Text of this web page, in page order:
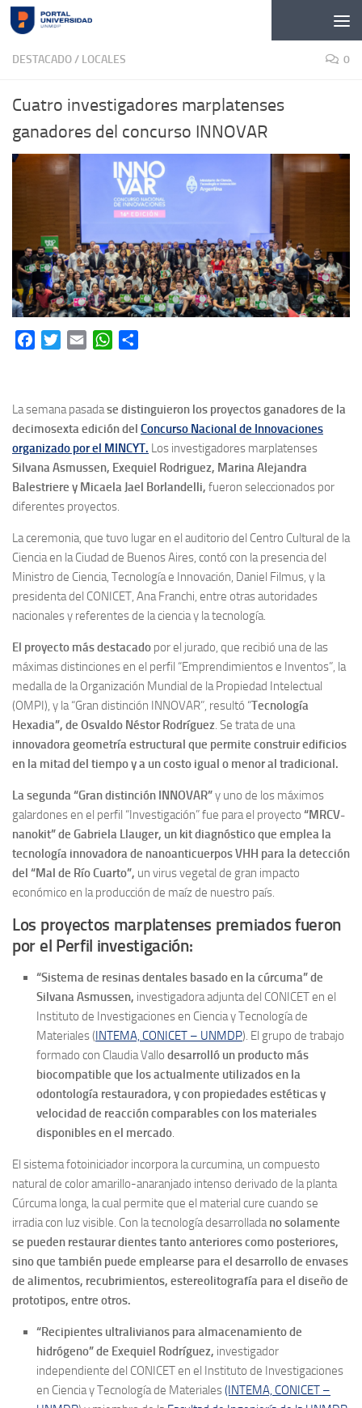
Skip to content
DESTACADO/ LOCALES 0
Cuatro investigadores marplatenses
ganadores del concurso INNOVAR
FacebookTwitterEmail WhatsApp
La semana pasadase distinguieron los proyectos ganadores de la
decimosexta edición del Concurso Nacional de Innovaciones
organizado por el MINCYT. Los investigadores marplatenses
Silvana Asmussen, Exequiel Rodriguez, Marina Alejandra
Balestriere y Micaela Jael Borlandelli, fueron seleccionados por
diferentes proyectos.
La ceremonia, que tuvo lugar en el auditorio del Centro Cultural de la
Ciencia en la Ciudad de Buenos Aires, contó con la presencia del
Ministro de Ciencia, Tecnología e Innovación, Daniel Filmus, y la
presidenta del CONICET, Ana Franchi, entre otras autoridades
nacionales y referentes de la ciencia y la tecnología.
El proyecto más destacado por el jurado, que recibió una de las
máximas distinciones en el perfil “Emprendimientos e Inventos”, la
medalla de la Organización Mundial de la Propiedad Intelectual
(OMPI), y la “Gran distinción INNOVAR”, resultó “Tecnología
Hexadia”, de Osvaldo Néstor Rodríguez. Se trata de una
innovadora geometría estructural que permite construir edificios
en la mitad del tiempo y a un costo igual o menor al tradicional.
La segunda “Gran distinción INNOVAR”y uno de los máximos
galardones en el perfil “Investigación” fue para el proyecto “MRCV-
nanokit” de Gabriela Llauger, un kit diagnóstico que emplea la
tecnología innovadora de nanoanticuerpos VHH para la detección
del “Mal de Río Cuarto”, un virus vegetal de gran impacto
económico en la producción de maíz de nuestro país.
Los proyectos marplatenses premiados fueron
por el Perfil investigación:
“Sistema de resinas dentales basado en la cúrcuma” de
Silvana Asmussen, investigadora adjunta del CONICET en el
Instituto de Investigaciones en Ciencia y Tecnología de
Materiales ( INTEMA, CONICET – UNMDP). El grupo de trabajo
formado con Claudia Vallo desarrolló un producto más
biocompatible que los actualmente utilizados en la
odontología restauradora, y con propiedades estéticas y
velocidad de reacción comparables con los materiales
disponibles en el mercado.
El sistema fotoiniciador incorpora la curcumina, un compuesto
natural de color amarillo-anaranjado intenso derivado de la planta
Cúrcuma longa, la cual permite que el material cure cuando se
irradia con luz visible. Con la tecnología desarrolladano solamente
se pueden restaurar dientes tanto anteriores como posteriores,
sino que también puede emplearse para el desarrollo de envases
de alimentos, recubrimientos, estereolitografía para el diseño de
prototipos, entre otros.
“Recipientes ultralivianos para almacenamiento de
hidrógeno” de Exequiel Rodríguez, investigador
independiente del CONICET en el Instituto de Investigaciones
en Ciencia y Tecnología de Materiales(INTEMA, CONICET –